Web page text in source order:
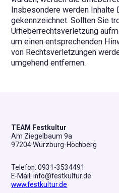
Insbesondere werden Inhalte
gekennzeichnet. Sollten Sie
Urheberrechtsverletzung
um einen entsprechenden
von Rechtsverletzungen
umgehend entfernen.
TEAM Festkultur
Am Ziegelbaum 9a
97204 Würzburg-Höchberg
Telefon: 0931-3534491
E-Mail: info@festkultur.de
www.festkultur.de